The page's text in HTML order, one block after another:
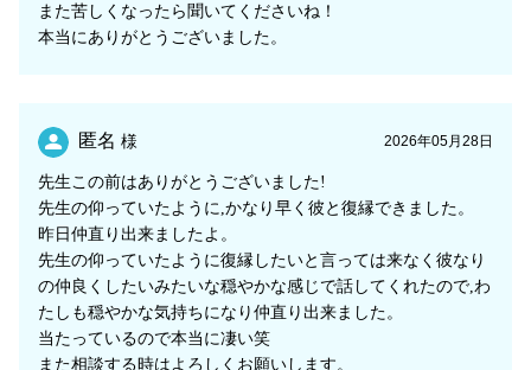
また苦しくなったら聞いてくださいね！
本当にありがとうございました。
匿名 様 2026年05月28日
先生この前はありがとうございました!
先生の仰っていたように,かなり早く彼と復縁できました。
昨日仲直り出来ましたよ。
先生の仰っていたように復縁したいと言っては来なく彼なり
の仲良くしたいみたいな穏やかな感じで話してくれたので,わ
たしも穏やかな気持ちになり仲直り出来ました。
当たっているので本当に凄い笑
また相談する時はよろしくお願いします。